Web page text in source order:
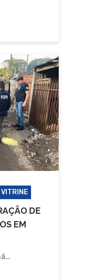
VITRINE
DE
EM